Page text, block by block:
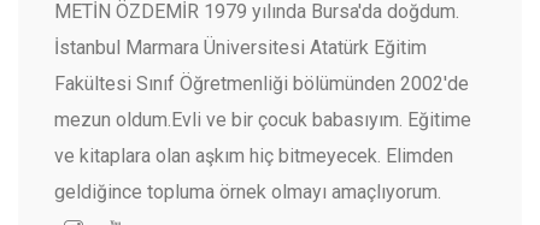
METİN ÖZDEMİR 1979 yılında Bursa'da doğdum.
İstanbul Marmara Üniversitesi Atatürk Eğitim
Fakültesi Sınıf Öğretmenliği bölümünden 2002'de
mezun oldum.Evli ve bir çocuk babasıyım. Eğitime
ve kitaplara olan aşkım hiç bitmeyecek. Elimden
geldiğince topluma örnek olmayı amaçlıyorum.